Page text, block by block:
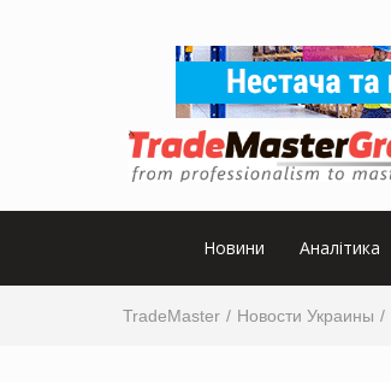
Новини Аналітика
TradeMaster Новости Украины